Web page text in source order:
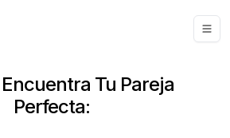
Tu Pareja
Perfecta: